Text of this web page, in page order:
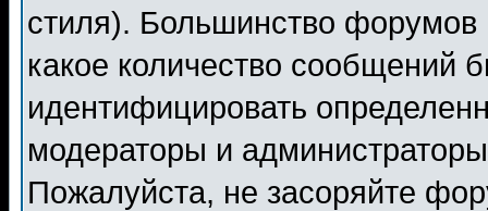
стиля). Большинство форумов
какое количество сообщений
идентифицировать
модераторы и
Пожалуйста, не засоряйте